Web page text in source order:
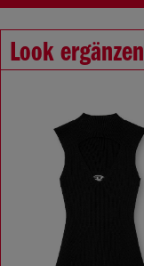
Look ergänzen